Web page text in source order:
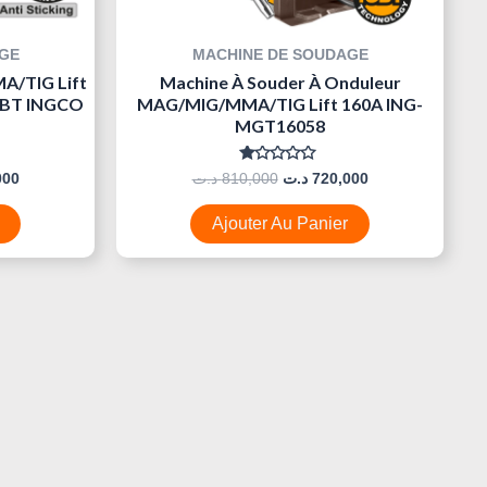
TIG Lift
INGCO
MACHINE DE SOUDAGE
Machine À Souder À Onduleur
MAG/MIG/MMA/TIG Lift 160A ING-
MGT16058
Note
0
Sur
5
810,000 د.ت 720,000 د.ت
Ajouter Au Panier